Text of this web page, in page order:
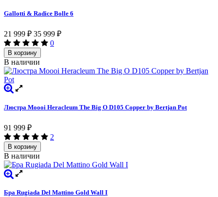
Gallotti & Radice Bolle 6
21 999 ₽ 35 999 ₽
0
В корзину
В наличии
Люстра Moooi Heracleum The Big O D105 Copper by Bertjan Pot
91 999 ₽
2
В корзину
В наличии
Бра Rugiada Del Mattino Gold Wall I